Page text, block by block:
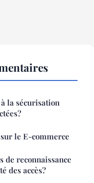
la sécurisation
le E-commerce
reconnaissance
des accès?